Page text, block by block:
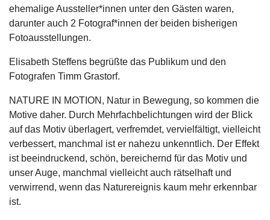
ehemalige Aussteller*innen unter den Gästen waren,
darunter auch 2 Fotograf*innen der beiden bisherigen
Fotoausstellungen.
Elisabeth Steffens begrüßte das Publikum und den
Fotografen Timm Grastorf.
NATURE IN MOTION, Natur in Bewegung, so kommen die
Motive daher. Durch Mehrfachbelichtungen wird der Blick
auf das Motiv überlagert, verfremdet, vervielfältigt, vielleicht
verbessert, manchmal ist er nahezu unkenntlich. Der Effekt
ist beeindruckend, schön, bereichernd für das Motiv und
unser Auge, manchmal vielleicht auch rätselhaft und
verwirrend, wenn das Naturereignis kaum mehr erkennbar
ist.